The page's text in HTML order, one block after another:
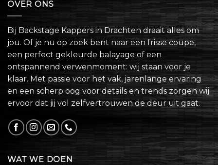
OVER ONS
Bij Backstage Kappers in Drachten draait alles om
jou. Of je nu op zoek bent naar een frisse coupe,
een perfect gekleurde balayage of een
ontspannend verwenmoment: wij staan voor je
klaar. Met passie voor het vak, jarenlange ervaring
en een scherp oog voor details en trends zorgen wij
ervoor dat jij vol zelfvertrouwen de deur uit gaat.
WAT WE DOEN